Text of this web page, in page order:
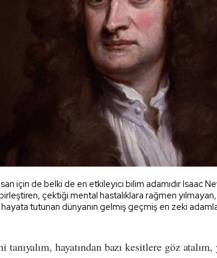
için de belki de en etkileyici bilim adamıdır Isaac
çektiği mental hastalıklara rağmen
hayata tutunan dünyanın gelmiş geçmiş en zeki
tanıyalım, hayatından bazı kesitlere göz